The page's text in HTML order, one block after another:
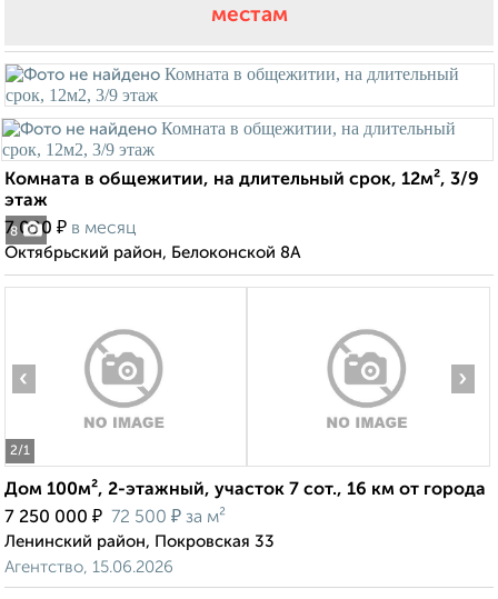
местам
8
Комната в общежитии, на длительный срок, 12м², 3/9
этаж
7 000 ₽ в месяц
Октябрьский район, Белоконской 8А
2/1
‹ ›
Дом 100м², 2-этажный, участок 7 сот., 16 км от города
7 250 000 ₽ 72 500 ₽ за м²
Ленинский район, Покровская 33
Агентство, 15.06.2026